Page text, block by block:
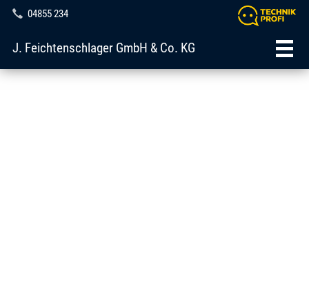
04855 234
J. Feichtenschlager GmbH & Co. KG